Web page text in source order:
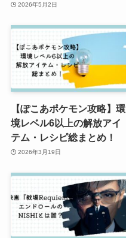
2026年5月2日
【ぽこあポケモン攻略】環
境レベル6以上の解放アイ
テム・レシピ総まとめ！
2026年3月19日